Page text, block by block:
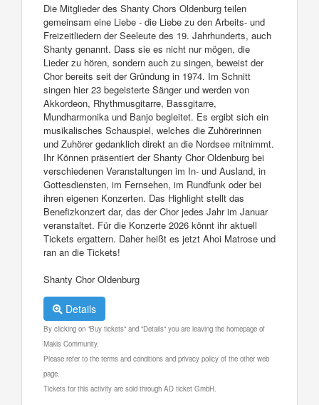
Die Mitglieder des Shanty Chors Oldenburg teilen
gemeinsam eine Liebe - die Liebe zu den Arbeits- und
Freizeitliedern der Seeleute des 19. Jahrhunderts, auch
Shanty genannt. Dass sie es nicht nur mögen, die
Lieder zu hören, sondern auch zu singen, beweist der
Chor bereits seit der Gründung in 1974. Im Schnitt
singen hier 23 begeisterte Sänger und werden von
Akkordeon, Rhythmusgitarre, Bassgitarre,
Mundharmonika und Banjo begleitet. Es ergibt sich ein
musikalisches Schauspiel, welches die Zuhörerinnen
und Zuhörer gedanklich direkt an die Nordsee mitnimmt.
Ihr Können präsentiert der Shanty Chor Oldenburg bei
verschiedenen Veranstaltungen im In- und Ausland, in
Gottesdiensten, im Fernsehen, im Rundfunk oder bei
ihren eigenen Konzerten. Das Highlight stellt das
Benefizkonzert dar, das der Chor jedes Jahr im Januar
veranstaltet. Für die Konzerte 2026 könnt ihr aktuell
Tickets ergattern. Daher heißt es jetzt Ahoi Matrose und
ran an die Tickets!
Shanty Chor Oldenburg
Details
By clicking on "Buy tickets" and "Details" you are leaving the homepage of
Makis Community.
Please refer to the terms and conditions and privacy policy of the other web
page.
Tickets for this activity are sold through AD ticket GmbH.